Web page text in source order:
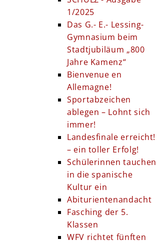
1/2025
Das G.- E.- Lessing-
Gymnasium beim
Stadtjubiläum „800
Jahre Kamenz“
Bienvenue en
Allemagne!
Sportabzeichen
ablegen – Lohnt sich
immer!
Landesfinale erreicht!
– ein toller Erfolg!
Schülerinnen tauchen
in die spanische
Kultur ein
Abiturientenandacht
Fasching der 5.
Klassen
WFV richtet fünften